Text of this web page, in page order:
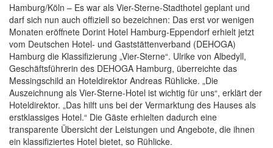
Hamburg/Köln – Es war als Vier-Sterne-Stadthotel geplant und
darf sich nun auch offiziell so bezeichnen: Das erst vor wenigen
Monaten eröffnete Dorint Hotel Hamburg-Eppendorf erhielt jetzt
vom Deutschen Hotel- und Gaststättenverband (DEHOGA)
Hamburg die Klassifizierung „Vier-Sterne“. Ulrike von Albedyll,
Geschäftsführerin des DEHOGA Hamburg, überreichte das
Messingschild an Hoteldirektor Andreas Rühlicke. „Die
Auszeichnung als Vier-Sterne-Hotel ist wichtig für uns“, erklärt der
Hoteldirektor. „Das hilft uns bei der Vermarktung des Hauses als
erstklassiges Hotel.“ Die Gäste erhielten dadurch eine
transparente Übersicht der Leistungen und Angebote, die ihnen
ein klassifiziertes Hotel bietet, so Rühlicke.